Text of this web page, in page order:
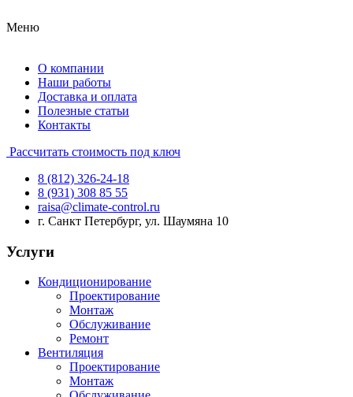
Меню
О компании
Наши работы
Доставка и оплата
Полезные статьи
Контакты
Рассчитать стоимость под ключ
8 (812) 326-24-18
8 (931) 308 85 55
raisa@climate-control.ru
г. Санкт Петербург, ул. Шаумяна 10
Услуги
Кондиционирование
Проектирование
Монтаж
Обслуживание
Ремонт
Вентиляция
Проектирование
Монтаж